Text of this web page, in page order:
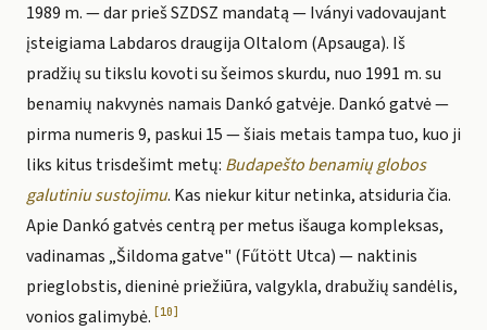
1989 m. — dar prieš SZDSZ mandatą — Iványi vadovaujant
įsteigiama Labdaros draugija Oltalom (Apsauga). Iš
pradžių su tikslu kovoti su šeimos skurdu, nuo 1991 m. su
benamių nakvynės namais Dankó gatvėje. Dankó gatvė —
pirma numeris 9, paskui 15 — šiais metais tampa tuo, kuo ji
liks kitus trisdešimt metų: Budapešto benamių globos
galutiniu sustojimu. Kas niekur kitur netinka, atsiduria čia.
Apie Dankó gatvės centrą per metus išauga kompleksas,
vadinamas „Šildoma gatve" (Fűtött Utca) — naktinis
prieglobstis, dieninė priežiūra, valgykla, drabužių sandėlis,
vonios galimybė. [10]